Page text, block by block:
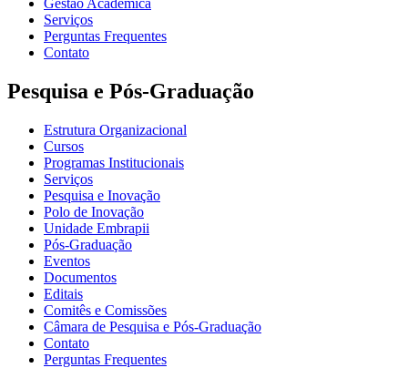
Serviços
Perguntas Frequentes
Contato
Pesquisa e Pós-Graduação
Estrutura Organizacional
Cursos
Programas Institucionais
Serviços
Pesquisa e Inovação
Polo de Inovação
Unidade Embrapii
Pós-Graduação
Eventos
Documentos
Editais
Comitês e Comissões
Câmara de Pesquisa e Pós-Graduação
Contato
Perguntas Frequentes